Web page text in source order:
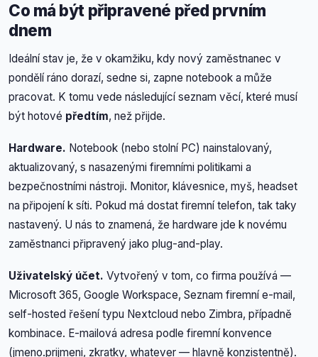
Co má být připravené před prvním
dnem
Ideální stav je, že v okamžiku, kdy nový zaměstnanec v
pondělí ráno dorazí, sedne si, zapne notebook a může
pracovat. K tomu vede následující seznam věcí, které musí
být hotové předtím, než přijde.
Hardware. Notebook (nebo stolní PC) nainstalovaný,
aktualizovaný, s nasazenými firemními politikami a
bezpečnostními nástroji. Monitor, klávesnice, myš, headset
na připojení k síti. Pokud má dostat firemní telefon, tak taky
nastavený. U nás to znamená, že hardware jde k novému
zaměstnanci připravený jako plug-and-play.
Uživatelský účet. Vytvořený v tom, co firma používá —
Microsoft 365, Google Workspace, Seznam firemní e-mail,
self-hosted řešení typu Nextcloud nebo Zimbra, případně
kombinace. E-mailová adresa podle firemní konvence
(jmeno.prijmeni, zkratky, whatever — hlavně konzistentně).